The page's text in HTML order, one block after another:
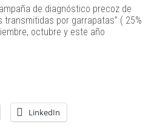
de diagnóstico precoz de
transmitidas por garrapatas” ( 25%
octubre y este año
LinkedIn